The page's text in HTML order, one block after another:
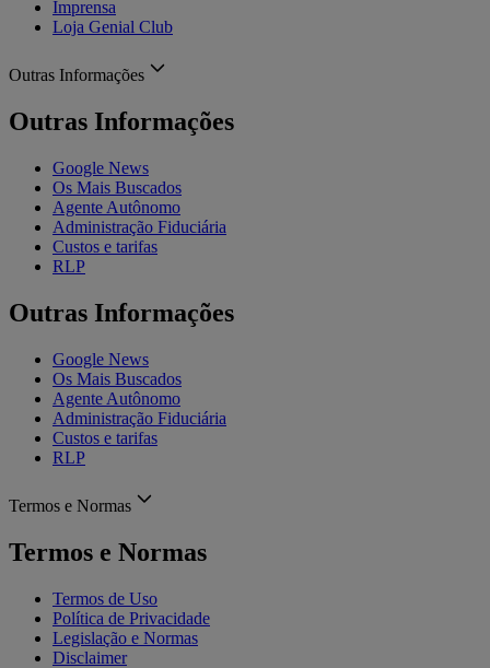
Imprensa
Loja Genial Club
Outras Informações
Outras Informações
Google News
Os Mais Buscados
Agente Autônomo
Administração Fiduciária
Custos e tarifas
RLP
Outras Informações
Google News
Os Mais Buscados
Agente Autônomo
Administração Fiduciária
Custos e tarifas
RLP
Termos e Normas
Termos e Normas
Termos de Uso
Política de Privacidade
Legislação e Normas
Disclaimer